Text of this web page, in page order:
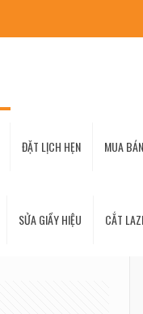
ĐẶT LỊCH HẸN MUA
SỬA GIẦY HIỆU CẮT